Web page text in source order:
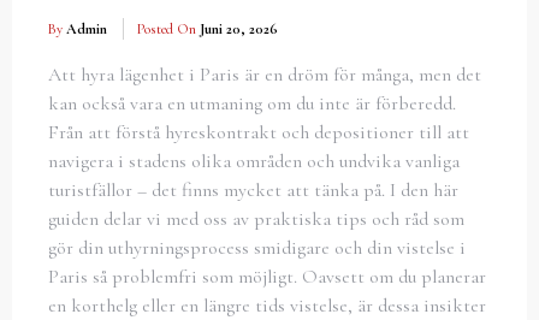
By Admin Posted On Juni 20, 2026
Att hyra lägenhet i Paris är en dröm för många, men det
kan också vara en utmaning om du inte är förberedd.
Från att förstå hyreskontrakt och depositioner till att
navigera i stadens olika områden och undvika vanliga
turistfällor – det finns mycket att tänka på. I den här
guiden delar vi med oss av praktiska tips och råd som
gör din uthyrningsprocess smidigare och din vistelse i
Paris så problemfri som möjligt. Oavsett om du planerar
en korthelg eller en längre tids vistelse, är dessa insikter